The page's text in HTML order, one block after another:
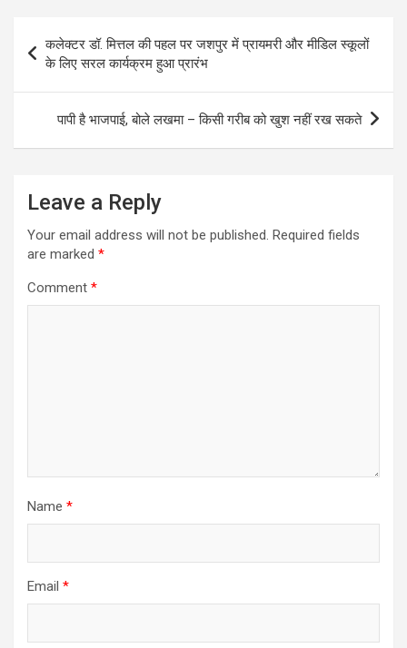
navigation
कलेक्टर डॉ. मित्तल की पहल पर जशपुर में प्रायमरी और मीडिल स्कूलों
के लिए सरल कार्यक्रम हुआ प्रारंभ
पापी है भाजपाई, बोले लखमा – किसी गरीब को खुश नहीं रख सकते
Leave a Reply
Your email address will not be published. Required fields
are marked *
Comment *
Name *
Email *